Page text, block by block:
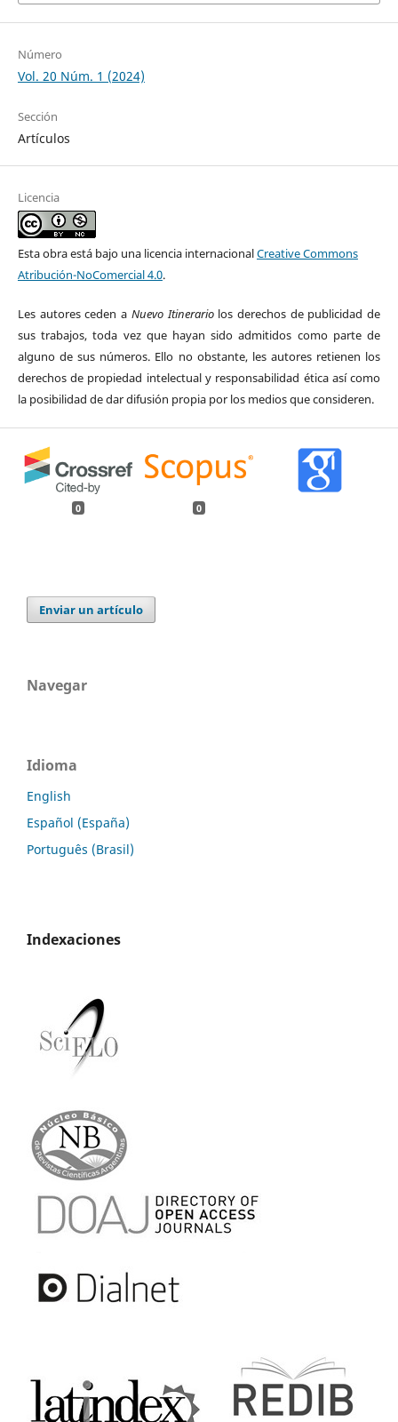
Número
Vol. 20 Núm. 1 (2024)
Sección
Artículos
Licencia
Esta obra está bajo una licencia internacionalCreative Commons
Atribución-NoComercial 4.0.
Les autores ceden a Nuevo Itinerariolos derechos de publicidad de
sus trabajos, toda vez que hayan sido admitidos como parte de
alguno de sus números. Ello no obstante, les autores retienen los
derechos de propiedad intelectual y responsabilidad ética así como
la posibilidad de dar difusión propia por los medios que consideren.
0 0
Enviar un artículo
Navegar
Idioma
English
Español (España)
Português (Brasil)
Indexaciones